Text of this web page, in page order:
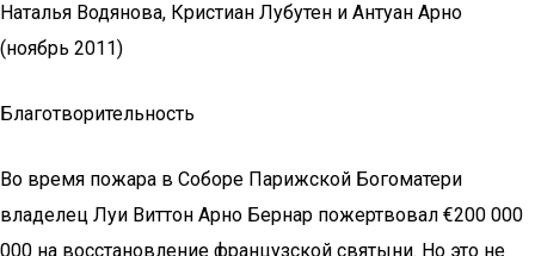
Наталья Водянова, Кристиан Лубутен и Антуан Арно
(ноябрь 2011)
Благотворительность
Во время пожара в Соборе Парижской Богоматери
владелец Луи Виттон Арно Бернар пожертвовал €200 000
000 на восстановление французской святыни. Но это не